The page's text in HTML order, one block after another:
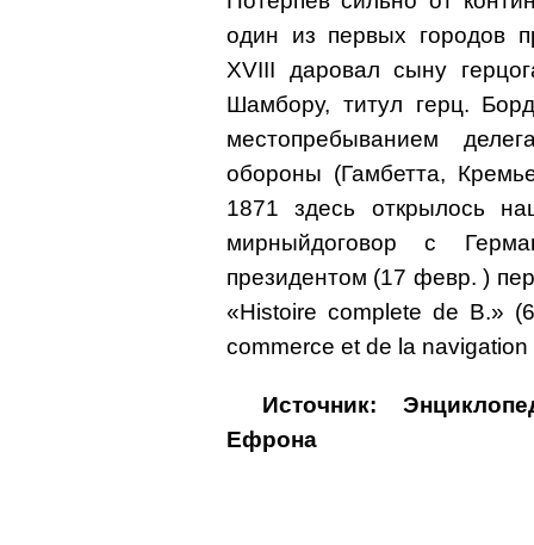
один из первых городов
XVIII даровал сыну
Шамбору, титул герц.
местопребыванием
обороны (Гамбетта,
1871 здесь открылось
мирныйдоговор с
президентом (17 февр. )
«Histoire complete de В.»
commerce et de la
Источник:
Ефрона